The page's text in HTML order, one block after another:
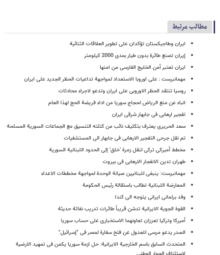
مطالب مرتبط
ایران وطاجیکستان تؤکدان على تطویر العلاقات الثنائیة
إیران تصنع طائرة بدون طیار بمدى 2000 کیلومتر
ایران تعتبر أمن الخلیج الفارسی من امنها
مهمانبرست : على اوروبا الاستعداد لمواجهة تداعیات الحظر الجدید على ایران
روسیا تنتقد الحظر الاوروبی على ایران وتدعو لاجراء محادثات
انباء عن منع الریاض لحجاج سوریا من اداء فریضة الحج لهذا العام
تفجیر ارهابی فی جابهار شرقی ایران
سعد الحریری یعترف بتکلیف نائب من کتلته التنسیق مع الجماعات السوریة المسلحة
تم نقل جرحی التفجیر الارهابی فی جابهار الی المستشفیات
مخطط أمیرکی ترکی لنقل زمرة 'خلق' إلی الحدود اللبنانیة السوریة
طهران تدین الانفجار الارهابی فی بیروت
مهمانبرست: ینبغی للبنانیین صیانة الوحدة لمواجهة مخططات الاعداء
المعارضة اللبنانیة تطالب باستقالة رئیس الحکومة
وفد برلمانی ایرانی یتوجه الی کندا
القوة الجویة الایرانیة تدشن قریباً طائرات تدریب نفاثة حدیثة
أمیرکا وترکیا تعززان تعاونهما الاستخباری على حساب سوریا
الصدر یدعو مرسی للعدول عن فتح سفارة لمصر فی "إسرائیل"
المتحدث السابق باسم الخارجیة الایرانیة: حل ازمة سوریا یکمن فی تمهید الارضیة